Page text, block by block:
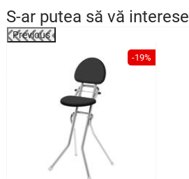
Utilizare adecvată: sufragerie,
elegante
39 cm
Adâncime șezut43 cm
Înălțime șezut52 cm
S-ar putea să vă
Previous
-19%